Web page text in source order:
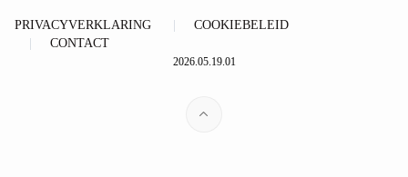
PRIVACYVERKLARING
COOKIEBELEID
CONTACT
2026.05.19.01